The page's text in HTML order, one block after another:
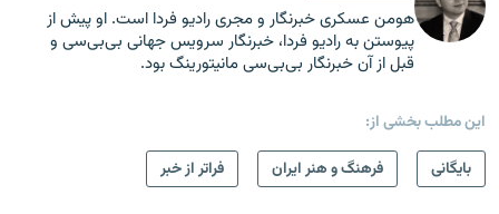
هومن عسکری خبرنگار و مجری رادیو فردا است. او پیش از
پیوستن به رادیو فردا، خبرنگار سرویس جهانی بی‌بی‌سی و
قبل از آن خبرنگار بی‌بی‌سی مانیتورینگ بود.
این مطلب بخشی از:
بایگانی
فرهنگ و هنر ایران فراتر از خبر